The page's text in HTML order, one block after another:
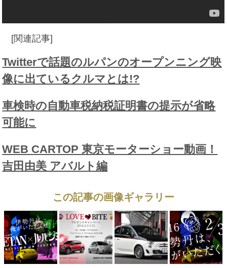
[関連記事]
Twitterで話題のルパンのオープンニング映
像に出ているクルマとは!?
車検時の自動車税納税証明書の提示が省略
可能に
WEB CARTOP 東京モーターショー動画！
吉田由美 アバルト編
この記事の画像ギャラリー